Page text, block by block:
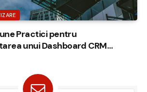
Practici pentru
unui Dashboard CRM